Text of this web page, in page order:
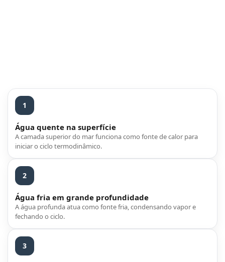
1
Água quente na superfície
A camada superior do mar funciona como fonte de calor para
iniciar o ciclo termodinâmico.
2
Água fria em grande profundidade
A água profunda atua como fonte fria, condensando vapor e
fechando o ciclo.
3